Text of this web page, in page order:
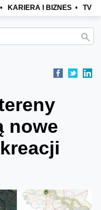
• KARIERA I BIZNES • TV
nowe